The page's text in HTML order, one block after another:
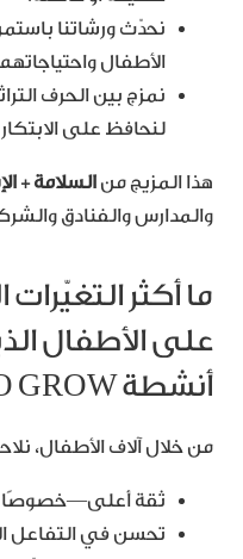
نحدّث ورشاتنا
الأطفال
لنحافظ على
هذا المزيج من السلامة +
والمدارس والفنادق
ما أكثر
على الأطفال
أنشطة STEM TO GROW؟
من خلال آلاف الأطفال،
ثقة أعلى—خصوصًا
تحسن في التفاعل